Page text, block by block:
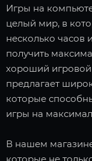
Игры на
целый мир, в
несколько часов
получить
хороший
предлагает
которые
игры на
В нашем